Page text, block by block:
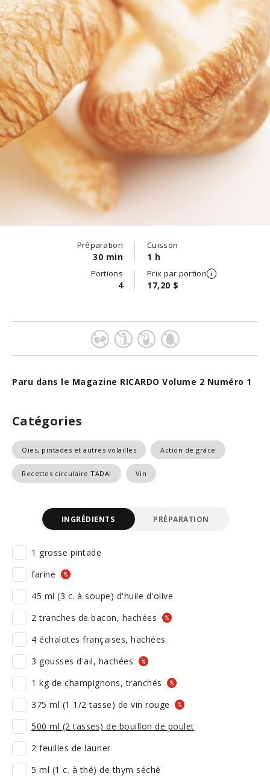
Préparation
30 min
Cuisson
1 h
Portions
4
Prix par portion
17,20 $
Paru dans le Magazine RICARDO Volume 2 Numéro 1
Catégories
Oies, pintades et autres volailles Action de grâce
Recettes circulaire TADA! Vin
INGRÉDIENTS PRÉPARATION
1 grosse pintade
farine
45 ml (3 c. à soupe) d'huile d'olive
2 tranches de bacon, hachées
4 échalotes françaises, hachées
3 gousses d'ail, hachées
1 kg de champignons, tranchés
375 ml (1 1/2 tasse) de vin rouge
500 ml (2 tasses) de bouillon de poulet
2 feuilles de laurier
5 ml (1 c. à thé) de thym séché